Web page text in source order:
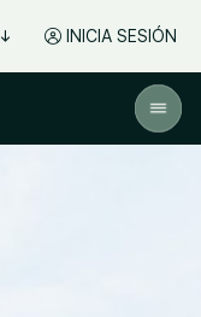
INICIA SESIÓN